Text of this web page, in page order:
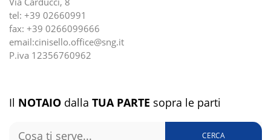
tel: +39 02660991
fax: +39 0266099666
email:cinisello.office@sng.it
P.iva 12356760962
Il NOTAIO dalla TUA PARTE sopra le parti
CERCA